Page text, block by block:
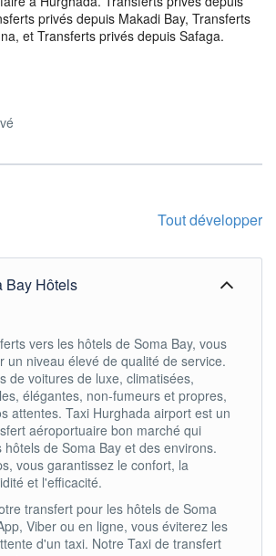
privés depuis Makadi Bay, Transferts
et Transferts privés depuis Safaga.
Tout développer
Bay Hôtels
vers les hôtels de Soma Bay, vous
un niveau élevé de qualité de service.
de voitures de luxe, climatisées,
élégantes, non-fumeurs et propres,
attentes. Taxi Hurghada airport est un
aéroportuaire bon marché qui
hôtels de Soma Bay et des environs.
vous garantissez le confort, la
et l'efficacité.
transfert pour les hôtels de Soma
Viber ou en ligne, vous éviterez les
d'un taxi. Notre Taxi de transfert